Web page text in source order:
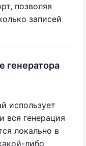
позволяя
записей
генератора
использует
вся генерация
локально в
либо